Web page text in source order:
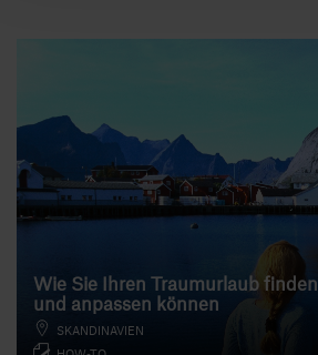
Wie Sie Ihren Traumurlaub finden
und anpassen können
SKANDINAVIEN